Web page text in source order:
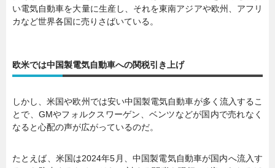
い電気自動車を大量に生産し、それを東南アジアや欧州、アフリ
カなど世界各国に売りさばいている。
欧米では中国製電気自動車への関税引き上げ
しかし、米国や欧州では安い中国製電気自動車が多く流入するこ
とで、GMやフォルクスワーゲン、ベンツなどが国内で売れなく
なると心配の声が広がっているのだ。
たとえば、米国は2024年5月、中国製電気自動車が国内へ流入す